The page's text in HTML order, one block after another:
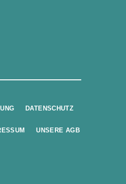
DATENSCHUTZ
UNSERE AGB